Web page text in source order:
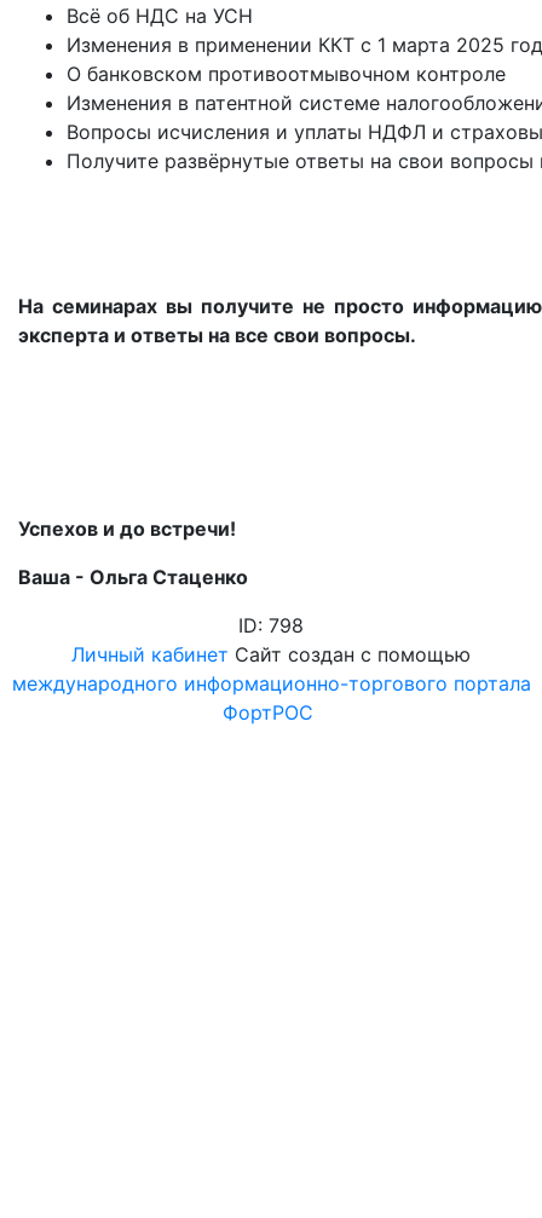
Всё об НДС на УСН
Изменения в применении ККТ с 1 марта 2025
О банковском противоотмывочном контроле
Изменения в патентной системе
Вопросы исчисления и уплаты НДФЛ и
Получите развёрнутые ответы на свои
На семинарах вы получите не просто
эксперта и ответы на все свои вопросы.
Успехов и до встречи!
Ваша - Ольга Стаценко
ID: 798
Личный кабинет Сайт создан с помощью
международного информационно-торгового портала
ФортРОС